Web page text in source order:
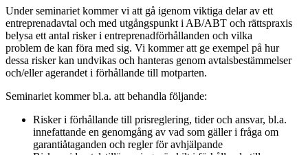
Under seminariet kommer vi att gå igenom viktiga delar av ett
entreprenadavtal och med utgångspunkt i AB/ABT och rättspraxis
belysa ett antal risker i entreprenadförhållanden och vilka
problem de kan föra med sig. Vi kommer att ge exempel på hur
dessa risker kan undvikas och hanteras genom avtalsbestämmelser
och/eller agerandet i förhållande till motparten.
Seminariet kommer bl.a. att behandla följande:
Risker i förhållande till prisreglering, tider och ansvar, bl.a.
innefattande en genomgång av vad som gäller i fråga om
garantiåtaganden och regler för avhjälpande